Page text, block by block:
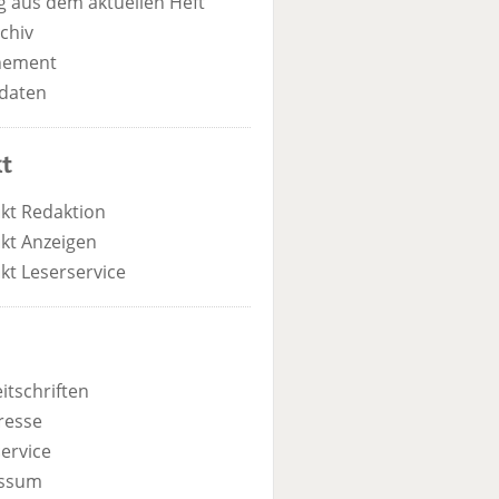
Redaktion
Anzeigen
Leserservice